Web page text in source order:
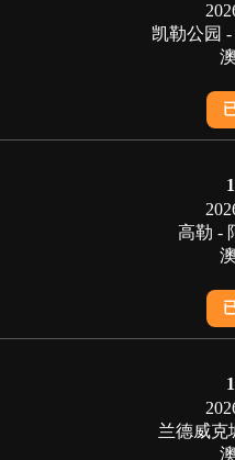
凯勒公园
高勒 -
兰德威克